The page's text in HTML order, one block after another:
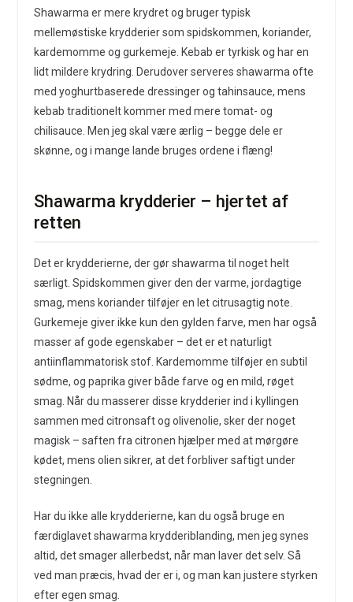
Shawarma er mere krydret og bruger typisk
mellemøstiske krydderier som spidskommen, koriander,
kardemomme og gurkemeje. Kebab er tyrkisk og har en
lidt mildere krydring. Derudover serveres shawarma ofte
med yoghurtbaserede dressinger og tahinsauce, mens
kebab traditionelt kommer med mere tomat- og
chilisauce. Men jeg skal være ærlig – begge dele er
skønne, og i mange lande bruges ordene i flæng!
Shawarma krydderier – hjertet af
retten
Det er krydderierne, der gør shawarma til noget helt
særligt. Spidskommen giver den der varme, jordagtige
smag, mens koriander tilføjer en let citrusagtig note.
Gurkemeje giver ikke kun den gylden farve, men har også
masser af gode egenskaber – det er et naturligt
antiinflammatorisk stof. Kardemomme tilføjer en subtil
sødme, og paprika giver både farve og en mild, røget
smag. Når du masserer disse krydderier ind i kyllingen
sammen med citronsaft og olivenolie, sker der noget
magisk – saften fra citronen hjælper med at mørgøre
kødet, mens olien sikrer, at det forbliver saftigt under
stegningen.
Har du ikke alle krydderierne, kan du også bruge en
færdiglavet shawarma krydderiblanding, men jeg synes
altid, det smager allerbedst, når man laver det selv. Så
ved man præcis, hvad der er i, og man kan justere styrken
efter egen smag.